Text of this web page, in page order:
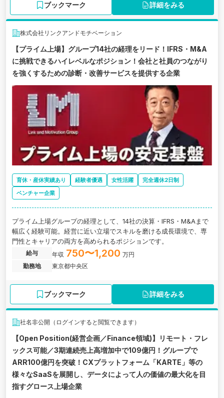
ブックマーク 詳細をみる
株式会社リンクアンドモチベーション
【プライム上場】グループ14社の経理をリード！IFRS・M&A
に挑戦できるハイレベルなポジション！会社と社員のつながり
を強くするための診断・改善サービスを提供する企業
育休・産休実績あり 経験者優遇 女性活躍
完全週休2日制
ベンチャー企業
プライム上場グループの経理として、14社の決算・IFRS・M&Aまで
幅広く経験可能。経営に近い立場でスキルを磨ける成長環境で、専
門性とキャリアの両方を高められるポジションです。
給与 年収 750〜1,200 万円
勤務地
東京都中央区
ブックマーク 詳細をみる
社名非公開（ログインすると閲覧できます）
【Open Position(経営企画／Finance領域)】リモート・フレ
ックス可能／3期連続売上高増加中で109億円！グループで
ARR100億円を突破！CXプラットフォーム「KARTE」等の
様々なSaaSを展開し、データによって人の価値の最大化を目
指すグロース上場企業